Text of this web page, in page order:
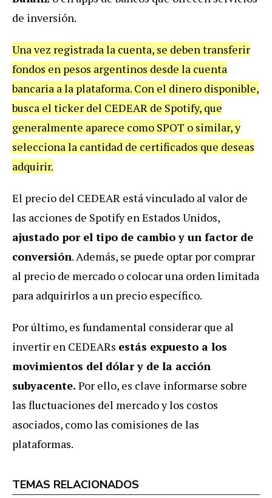
de inversión.
Una vez registrada la cuenta, se deben transferir
fondos en pesos argentinos desde la cuenta
bancaria a la plataforma. Con el dinero disponible,
busca el ticker del CEDEAR de Spotify, que
generalmente aparece como SPOT o similar, y
selecciona la cantidad de certificados que deseas
adquirir.
El precio del CEDEAR está vinculado al valor de
las acciones de Spotify en Estados Unidos,
ajustado por el tipo de cambio y un factor de
conversión. Además, se puede optar por comprar
al precio de mercado o colocar una orden limitada
para adquirirlos a un precio específico.
Por último, es fundamental considerar que al
invertir en CEDEARs estás expuesto a los
movimientos del dólar y de la acción
subyacente. Por ello, es clave informarse sobre
las fluctuaciones del mercado y los costos
asociados, como las comisiones de las
plataformas.
TEMAS RELACIONADOS